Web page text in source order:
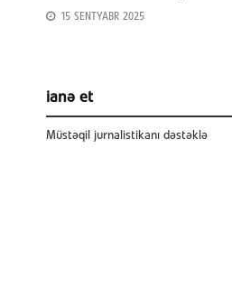
15 SENTYABR 2025
ianə et
Müstəqil jurnalistikanı dəstəklə